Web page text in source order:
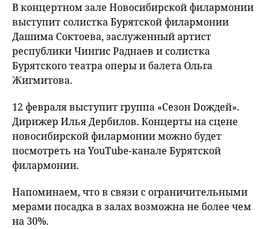
В концертном зале Новосибирской филармонии
выступит солистка Бурятской филармонии
Дашима Соктоева, заслуженный артист
республики Чингис Раднаев и солистка
Бурятского театра оперы и балета Ольга
Жигмитова.
12 февраля выступит группа «Сезон Doждей».
Дирижер Илья Дербилов. Концерты на сцене
новосибирской филармонии можно будет
посмотреть на YouTube-канале Бурятской
филармонии.
Напоминаем, что в связи с ограничительными
мерами посадка в залах возможна не более чем
на 30%.